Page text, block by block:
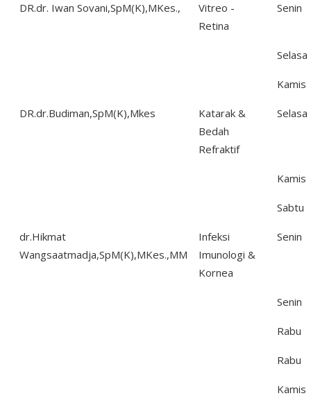
DR.dr. Iwan Sovani,SpM(K),MKes.,
Vitreo -
Retina
Senin
Selasa
Kamis
DR.dr.Budiman,SpM(K),Mkes
Katarak &
Bedah
Refraktif
Selasa
Kamis
Sabtu
dr.Hikmat
Wangsaatmadja,SpM(K),MKes.,MM
Infeksi
Imunologi &
Kornea
Senin
Senin
Rabu
Rabu
Kamis